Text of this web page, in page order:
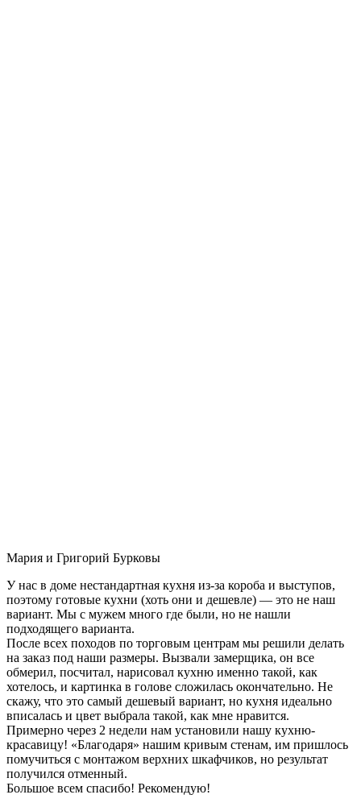
Мария и Григорий Бурковы
У нас в доме нестандартная кухня из-за короба и выступов,
поэтому готовые кухни (хоть они и дешевле) — это не наш
вариант. Мы с мужем много где были, но не нашли
подходящего варианта.
После всех походов по торговым центрам мы решили делать
на заказ под наши размеры. Вызвали замерщика, он все
обмерил, посчитал, нарисовал кухню именно такой, как
хотелось, и картинка в голове сложилась окончательно. Не
скажу, что это самый дешевый вариант, но кухня идеально
вписалась и цвет выбрала такой, как мне нравится.
Примерно через 2 недели нам установили нашу кухню-
красавицу! «Благодаря» нашим кривым стенам, им пришлось
помучиться с монтажом верхних шкафчиков, но результат
получился отменный.
Большое всем спасибо! Рекомендую!